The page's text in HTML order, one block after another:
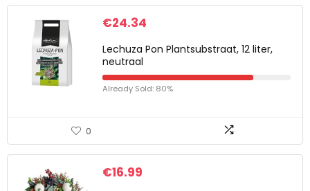
€24.34
Lechuza Pon Plantsubstraat, 12 liter,
neutraal
Already Sold: 80%
0
€16.99